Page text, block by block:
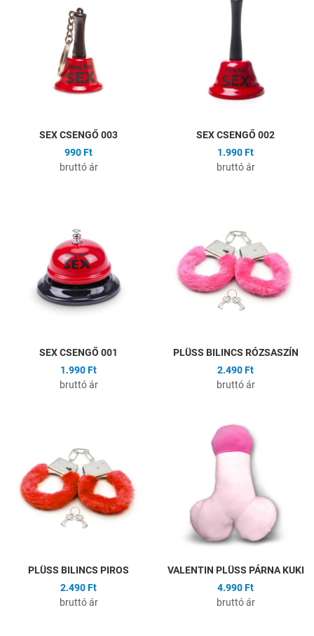
SEX CSENGŐ 003
990 Ft
bruttó ár
SEX CSENGŐ 002
1.990 Ft
bruttó ár
Összehasonlítás
Gyors nézet
SEX CSENGŐ 001
1.990 Ft
bruttó ár
PLÜSS BILINCS RÓZSASZÍN
2.490 Ft
bruttó ár
Hozzáadás a kívánságlistához
Összehasonlítás
PLÜSS BILINCS PIROS
2.490 Ft
bruttó ár
VALENTIN PLÜSS PÁRNA KUKI
4.990 Ft
bruttó ár